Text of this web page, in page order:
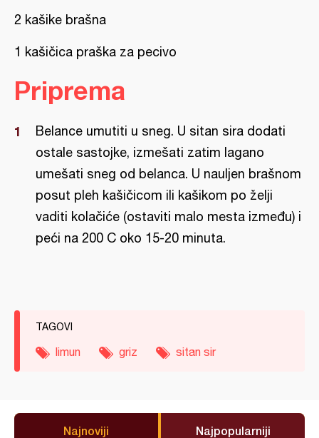
2 kašike brašna
1 kašičica praška za pecivo
Priprema
Belance umutiti u sneg. U sitan sira dodati
ostale sastojke, izmešati zatim lagano
umešati sneg od belanca. U nauljen brašnom
posut pleh kašičicom ili kašikom po želji
vaditi kolačiće (ostaviti malo mesta između) i
peći na 200 C oko 15-20 minuta.
TAGOVI
limun griz sitan sir
Najnoviji Najpopularniji